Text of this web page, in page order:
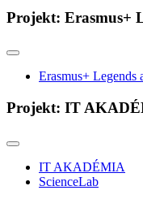
Projekt: Erasmus+
Erasmus+ Legends
Projekt: IT
IT AKADÉMIA
ScienceLab